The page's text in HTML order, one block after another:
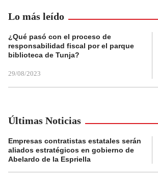
Lo más leído
¿Qué pasó con el proceso de
responsabilidad fiscal por el parque
biblioteca de Tunja?
29/08/2023
Últimas Noticias
Empresas contratistas estatales serán
aliados estratégicos en gobierno de
Abelardo de la Espriella